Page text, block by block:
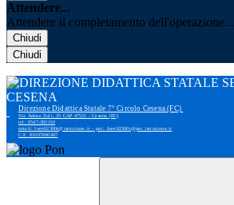
Attendere...
Attendere il completamento dell'operazione...
Chiudi
Chiudi
Direzione Didattica Statale 7° Circolo Cesena (FC)
Via Adone Zoli, 35 CAP 47521 - Cesena (FC)
tel: 0547-383193
email: foee02300r@istruzione.it - pec: foee02300r@pec.istruzione.it
C.F. 81007690407